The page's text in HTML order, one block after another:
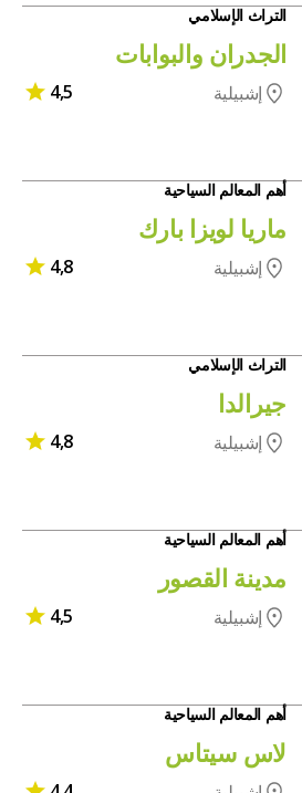
التراث الإسلامي
الجدران والبوابات
إشبيلية 4,5
أهم المعالم السياحية
ماريا لويزا بارك
إشبيلية 4,8
التراث الإسلامي
جيرالدا
إشبيلية 4,8
أهم المعالم السياحية
مدينة القصور
إشبيلية 4,5
أهم المعالم السياحية
لاس سيتاس